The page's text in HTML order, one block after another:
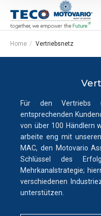
Home Vertriebsnetz
Für den Vertriebs
entsprechenden
von über 100 Händlern
arbeite eng mit
MAC, den Motovario
Schlüssel des
Mehrkanalstrategie;
verschiedenen
unterstützen.